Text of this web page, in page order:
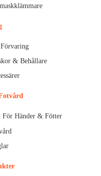
& Behållare
Händer & Fötter